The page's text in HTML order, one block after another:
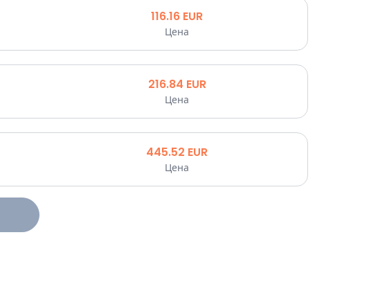
116.16 EUR
Цена
216.84 EUR
Цена
445.52 EUR
Цена